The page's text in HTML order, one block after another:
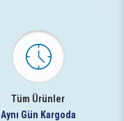
Tüm Ürünler
Aynı Gün Kargoda